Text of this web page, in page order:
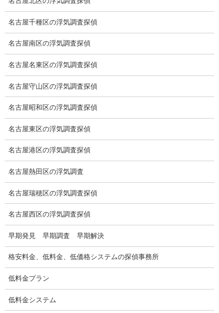
盗聴調査
盗聴調査料金
盗聴器の種類
ご依頼の注意点
世界の盗聴事情
弊社が選ばれる理由
電磁波とは
ストーカー調査
待ち伏せ
集団ストーカー
GPS発見調査
盗難車両調査
名古屋千種区の浮気調査探偵
名古屋南区の浮気調査探偵
名古屋名東区の浮気調査探偵
名古屋守山区の浮気調査探偵
名古屋昭和区の浮気調査探偵
名古屋東区の浮気調査探偵
名古屋港区の浮気調査探偵
名古屋熱田区の浮気調査
名古屋瑞穂区の浮気調査探偵
名古屋西区の浮気調査探偵
早期発見 早期調査 早期解決
格安料金、低料金、低価格システムの探偵事務所
低料金プラン
低料金システム